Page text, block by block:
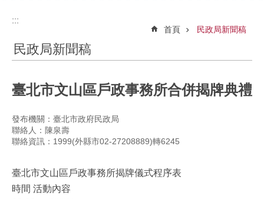
:::
:::
首頁 民政局新聞稿
民政局新聞稿
臺北市文山區戶政事務所合併揭牌典禮
發布機關：臺北市政府民政局
聯絡人：陳泉壽
聯絡資訊：1999(外縣市02-27208889)轉6245
臺北市文山區戶政事務所揭牌儀式程序表
時間 活動內容